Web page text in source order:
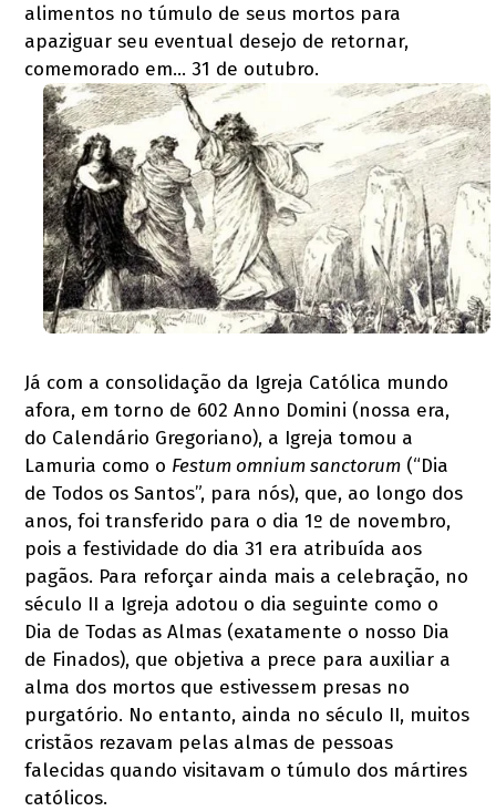
alimentos no túmulo de seus mortos para
apaziguar seu eventual desejo de retornar,
comemorado em… 31 de outubro.
Já com a consolidação da Igreja Católica mundo
afora, em torno de 602 Anno Domini (nossa era,
do Calendário Gregoriano), a Igreja tomou a
Lamuria como o Festum omnium sanctorum (“Dia
de Todos os Santos”, para nós), que, ao longo dos
anos, foi transferido para o dia 1º de novembro,
pois a festividade do dia 31 era atribuída aos
pagãos. Para reforçar ainda mais a celebração, no
século II a Igreja adotou o dia seguinte como o
Dia de Todas as Almas (exatamente o nosso Dia
de Finados), que objetiva a prece para auxiliar a
alma dos mortos que estivessem presas no
purgatório. No entanto, ainda no século II, muitos
cristãos rezavam pelas almas de pessoas
falecidas quando visitavam o túmulo dos mártires
católicos.